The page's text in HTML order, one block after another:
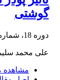
گوشتی
دوره 18، شماره 1، 1395، صفحه
علی محمد
مشاهده